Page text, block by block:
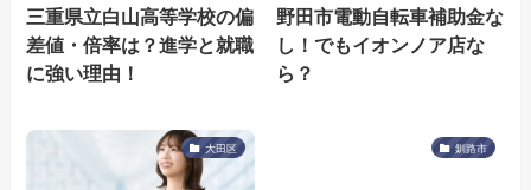
三重県立白山高等学校の偏
差値・倍率は？進学と就職
に強い理由！
野田市電動自転車補助金な
し！でもイオンノア店な
ら？
大田区 釧路市